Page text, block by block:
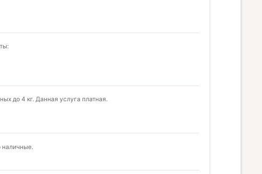
до 4 кг. Данная услуга платная.
наличные.